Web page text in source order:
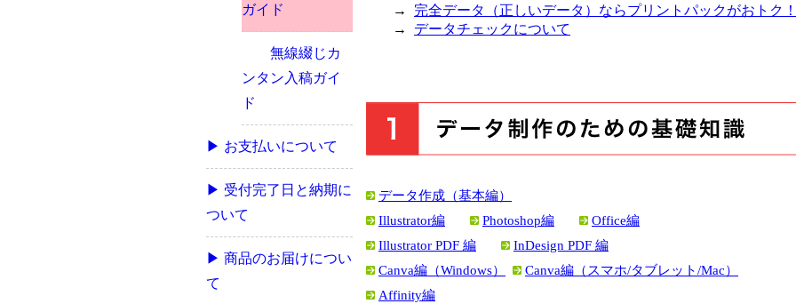
→ 完全データ（正しいデータ）ならプリントパックがおトク
→ データチェックについて
データ作成（基本編）
Illustrator編
Photoshop編
Office編
Illustrator PDF 編
InDesign PDF 編
Canva編（Windows）
Canva編（スマホ/タブレット/Mac）
Affinity編
ガイド
無線綴じカ
ンタン入稿ガイ
ド
▶ お支払いについて
▶ 受付完了日と納期に
ついて
▶ 商品のお届けについ
て